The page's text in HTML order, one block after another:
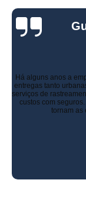
Há alguns anos a
entregas tanto
serviços de
custos com
tornam as